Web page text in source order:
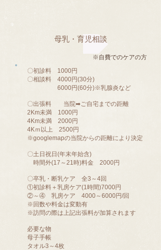
母乳・育児相談
​※自費でのケアの方
〇初診料 1000円
〇相談料 4000円(30分)
6000円(60分)※乳腺炎など
〇出張料 当院➡ご自宅までの距離
2Km未満 1000円
4Km未満 2000円
4Kｍ以上 2500円
※googlemapの当院からの距離により決定
〇土日祝日(年末年始含)
時間外(17～21時)料金 2000円
〇卒乳・断乳ケア 全3～4回
①初診料＋乳房ケア(1時間)7000円
②～④ 乳房ケア 4000～6000円/回
※回数や料金は変動有
※訪問の際は上記出張料が加算されます
必要な物
母子手帳
タオル3～4枚